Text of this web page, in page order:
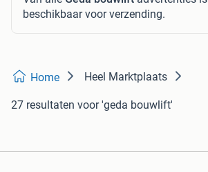
beschikbaar voor verzending.
Home Heel Marktplaats
27 resultaten voor 'geda bouwlift'